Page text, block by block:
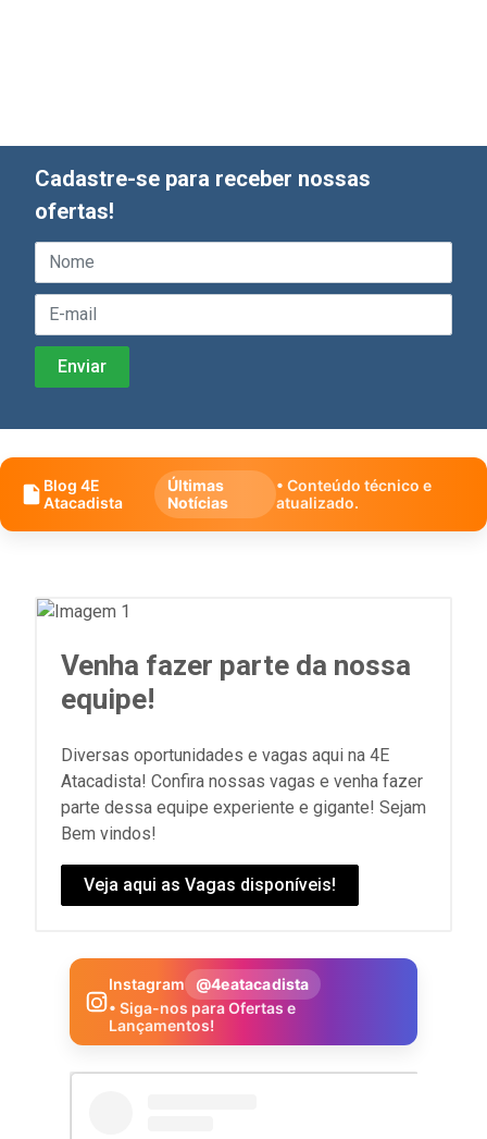
Cadastre-se para receber nossas
ofertas!
Blog 4E
Atacadista
Últimas
Notícias
• Conteúdo técnico e
atualizado.
Venha fazer parte da nossa
equipe!
Diversas oportunidades e vagas aqui na 4E
Atacadista! Confira nossas vagas e venha fazer
parte dessa equipe experiente e gigante! Sejam
Bem vindos!
Veja aqui as Vagas disponíveis!
Instagram
@4eatacadista
• Siga-nos para Ofertas e
Lançamentos!